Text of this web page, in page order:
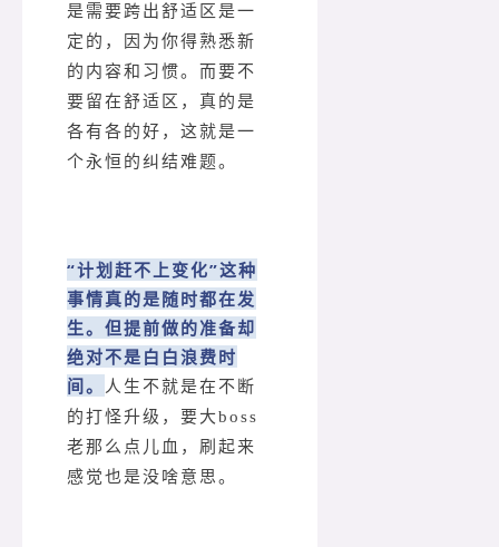
是需要跨出舒适区是一
定的，因为你得熟悉新
的内容和习惯。而要不
要留在舒适区，真的是
各有各的好，这就是一
个永恒的纠结难题。
“计划赶不上变化”这种
事情真的是随时都在发
生。 但提前做的准备却
绝对不是白白浪费时
间。
人生不就是在不断
的打怪升级，要大boss
老那么点儿血，刷起来
感觉也是没啥意思。